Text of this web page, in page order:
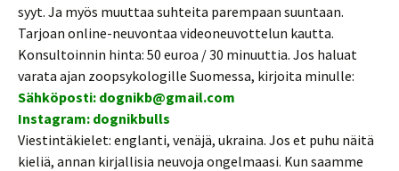
syyt. Ja myös muuttaa suhteita parempaan suuntaan.
Tarjoan online-neuvontaa videoneuvottelun kautta.
Konsultoinnin hinta: 50 euroa / 30 minuuttia. Jos haluat
varata ajan zoopsykologille Suomessa, kirjoita minulle:
Sähköposti: dognikb@gmail.com
Instagram: dognikbulls
Viestintäkielet: englanti, venäjä, ukraina. Jos et puhu näitä
kieliä, annan kirjallisia neuvoja ongelmaasi. Kun saamme